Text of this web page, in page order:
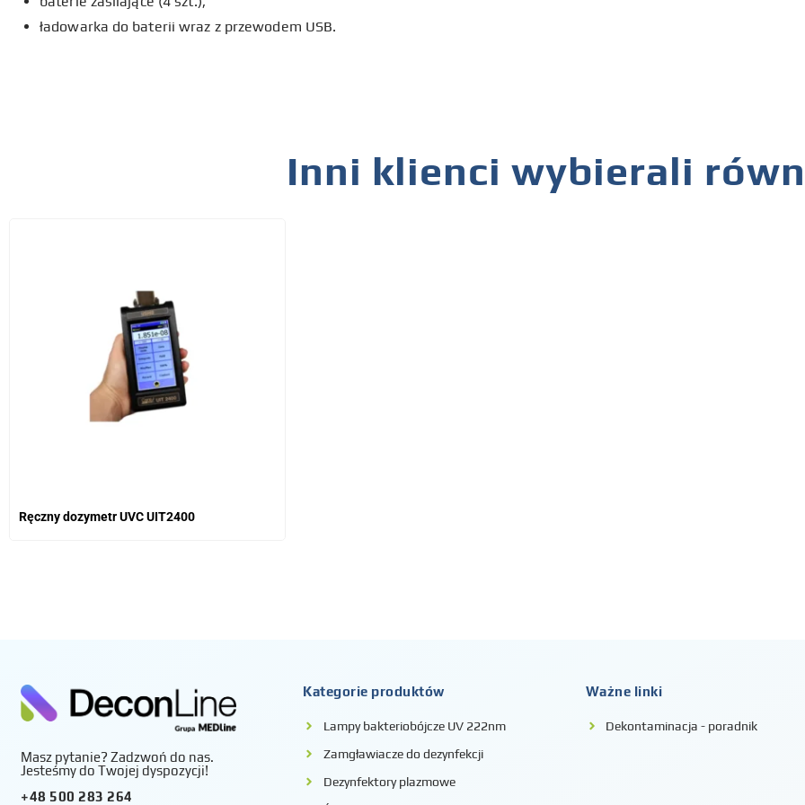
ładowarka do baterii wraz z przewodem USB.
Inni klienci wybierali
Ręczny dozymetr UVC UIT2400
Masz pytanie? Zadzwoń do nas.
Jesteśmy do Twojej dyspozycji!
+48 500 283 264
Kategorie produktów
Lampy bakteriobójcze UV 222nm
Zamgławiacze do dezynfekcji
Dezynfektory plazmowe
Ważne linki
Dekontaminacja - poradnik